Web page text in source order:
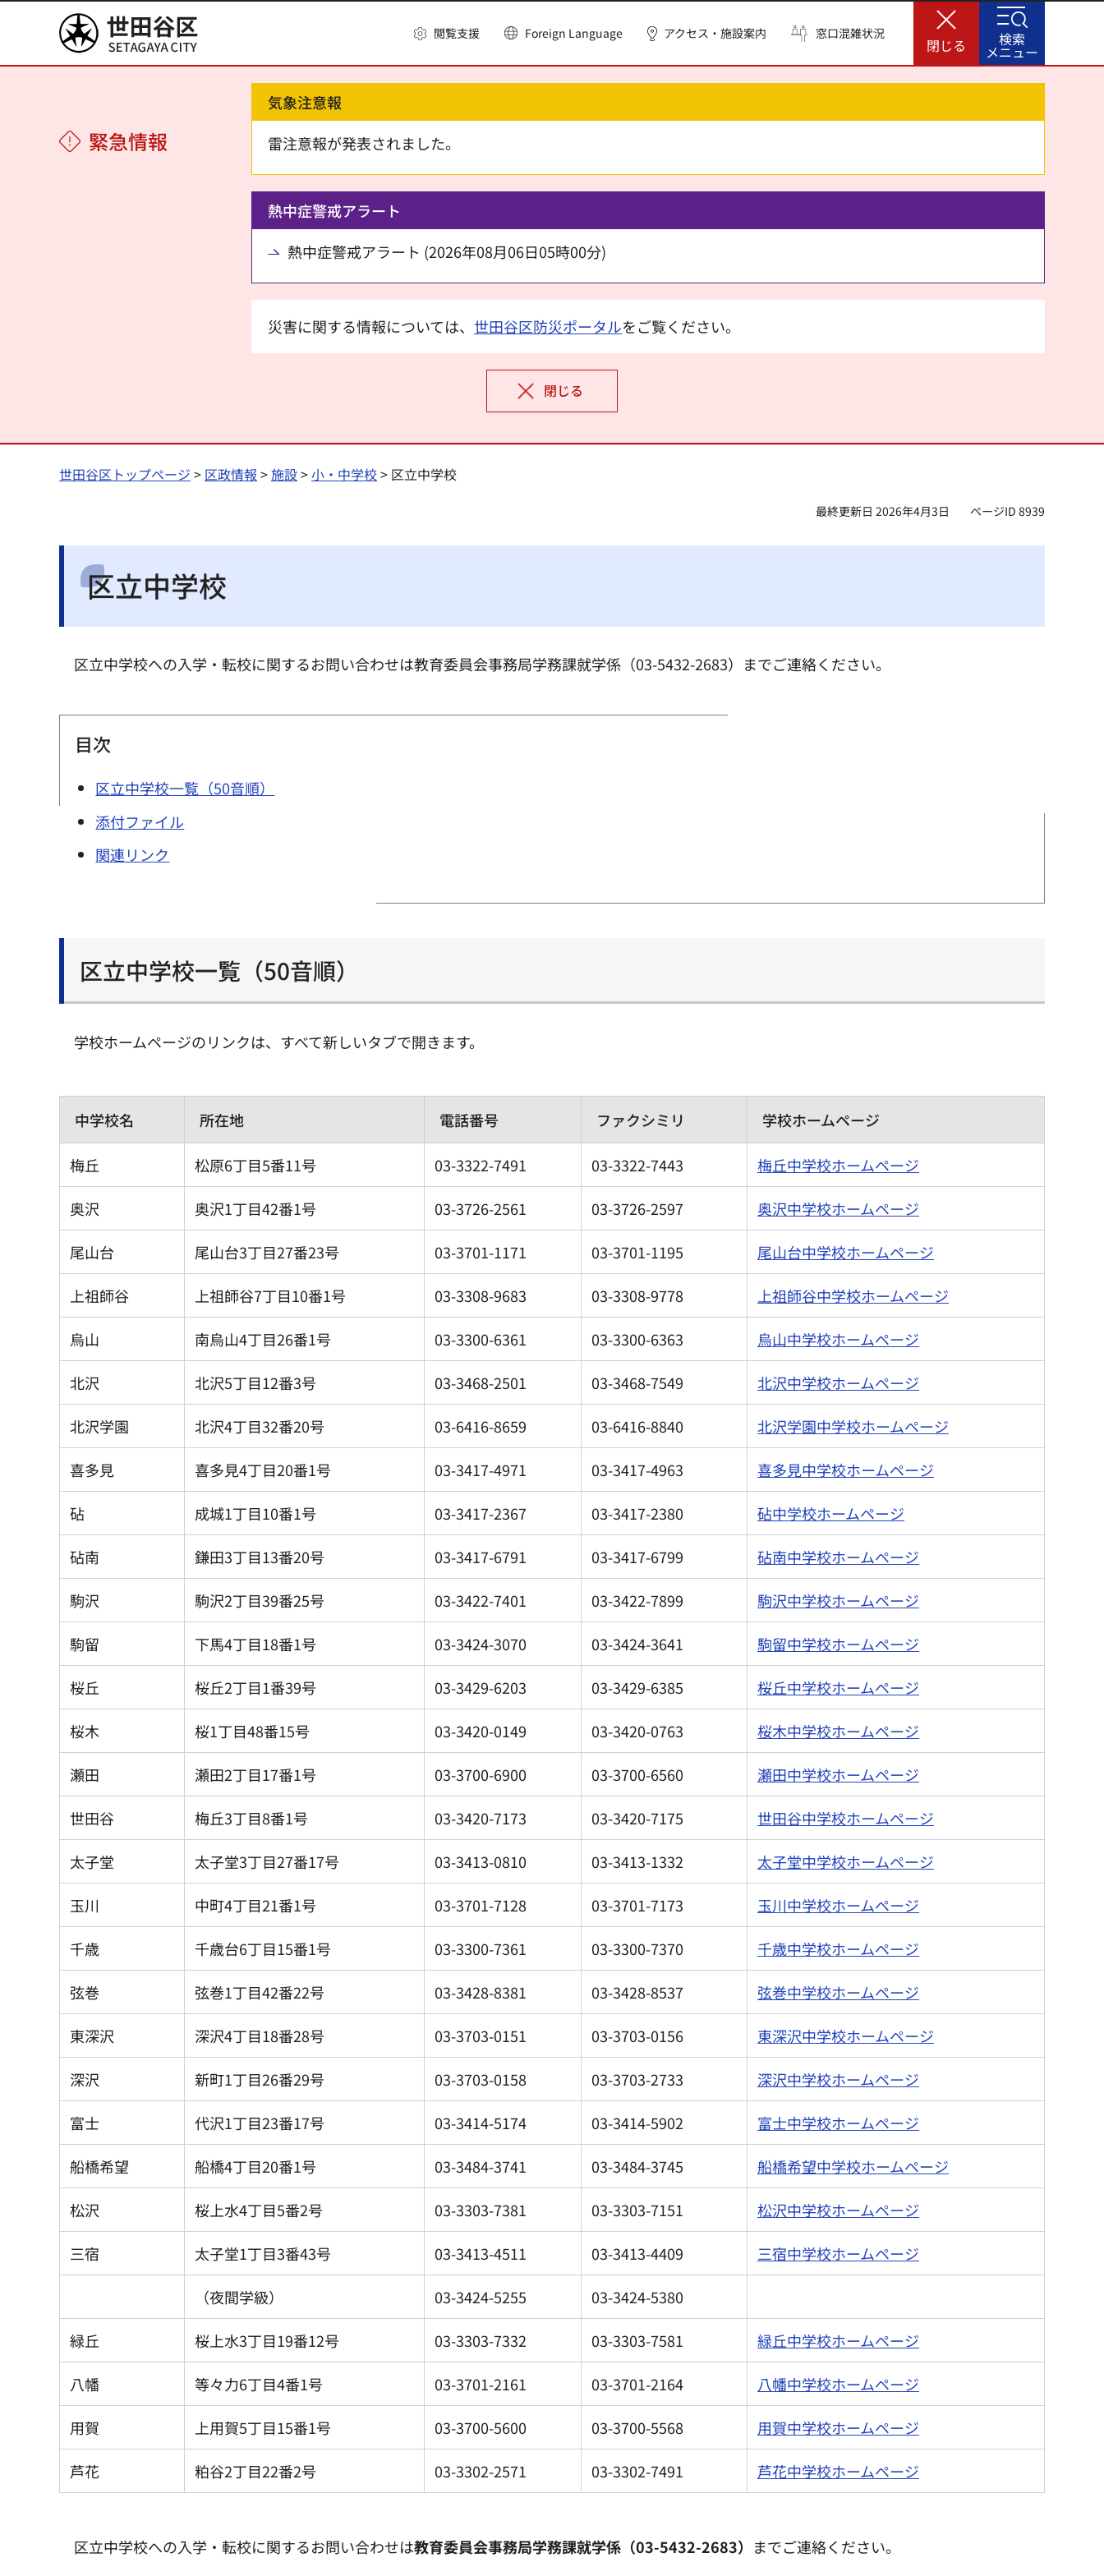
世田谷区 閲覧支援 Foreign Language アクセス・施設案内 窓口混雑状況
閉じる
緊急情報
気象注意報
雷注意報が発表されました。
熱中症警戒アラート
熱中症警戒アラート (2026年08月06日05時00分)
災害に関する情報については、 世田谷区防災ポータルをご覧ください。
閉じる
検索
メニュー
世田谷区トップページ > 区政情報 >施設>小・中学校> 区立中学校
最終更新日 2026年4月3日 ページID 8939
区立中学校
区立中学校への入学・転校に関するお問い合わせは教育委員会事務局学務課就学係（03-5432-2683）までご連絡ください。
目次
区立中学校一覧（50音順）
添付ファイル
関連リンク
区立中学校一覧（50音順）
学校ホームページのリンクは、すべて新しいタブで開きます。
中学校名 所在地 電話番号 ファクシミリ 学校ホームページ
梅丘 松原6丁目5番11号 03-3322-7491 03-3322-7443 梅丘中学校ホームページ
奥沢 奥沢1丁目42番1号 03-3726-2561 03-3726-2597 奥沢中学校ホームページ
尾山台 尾山台3丁目27番23号 03-3701-1171 03-3701-1195 尾山台中学校ホームページ
上祖師谷 上祖師谷7丁目10番1号 03-3308-9683 03-3308-9778 上祖師谷中学校ホームページ
烏山 南烏山4丁目26番1号 03-3300-6361 03-3300-6363 烏山中学校ホームページ
北沢 北沢5丁目12番3号 03-3468-2501 03-3468-7549 北沢中学校ホームページ
北沢学園 北沢4丁目32番20号 03-6416-8659 03-6416-8840 北沢学園中学校ホームページ
喜多見 喜多見4丁目20番1号 03-3417-4971 03-3417-4963 喜多見中学校ホームページ
砧 成城1丁目10番1号 03-3417-2367 03-3417-2380 砧中学校ホームページ
砧南 鎌田3丁目13番20号 03-3417-6791 03-3417-6799 砧南中学校ホームページ
駒沢 駒沢2丁目39番25号 03-3422-7401 03-3422-7899 駒沢中学校ホームページ
駒留 下馬4丁目18番1号 03-3424-3070 03-3424-3641 駒留中学校ホームページ
桜丘 桜丘2丁目1番39号 03-3429-6203 03-3429-6385 桜丘中学校ホームページ
桜木 桜1丁目48番15号 03-3420-0149 03-3420-0763 桜木中学校ホームページ
瀬田 瀬田2丁目17番1号 03-3700-6900 03-3700-6560 瀬田中学校ホームページ
世田谷 梅丘3丁目8番1号 03-3420-7173 03-3420-7175 世田谷中学校ホームページ
太子堂 太子堂3丁目27番17号 03-3413-0810 03-3413-1332 太子堂中学校ホームページ
玉川 中町4丁目21番1号 03-3701-7128 03-3701-7173 玉川中学校ホームページ
千歳 千歳台6丁目15番1号 03-3300-7361 03-3300-7370 千歳中学校ホームページ
弦巻 弦巻1丁目42番22号 03-3428-8381 03-3428-8537 弦巻中学校ホームページ
東深沢 深沢4丁目18番28号 03-3703-0151 03-3703-0156 東深沢中学校ホームページ
深沢 新町1丁目26番29号 03-3703-0158 03-3703-2733 深沢中学校ホームページ
富士 代沢1丁目23番17号 03-3414-5174 03-3414-5902 富士中学校ホームページ
船橋希望 船橋4丁目20番1号 03-3484-3741 03-3484-3745 船橋希望中学校ホームページ
松沢 桜上水4丁目5番2号 03-3303-7381 03-3303-7151 松沢中学校ホームページ
三宿 太子堂1丁目3番43号 03-3413-4511 03-3413-4409 三宿中学校ホームページ
（夜間学級） 03-3424-5255 03-3424-5380
緑丘 桜上水3丁目19番12号 03-3303-7332 03-3303-7581 緑丘中学校ホームページ
八幡 等々力6丁目4番1号 03-3701-2161 03-3701-2164 八幡中学校ホームページ
用賀 上用賀5丁目15番1号 03-3700-5600 03-3700-5568 用賀中学校ホームページ
芦花 粕谷2丁目22番2号 03-3302-2571 03-3302-7491 芦花中学校ホームページ
区立中学校への入学・転校に関するお問い合わせは教育委員会事務局学務課就学係（03-5432-2683） までご連絡ください。